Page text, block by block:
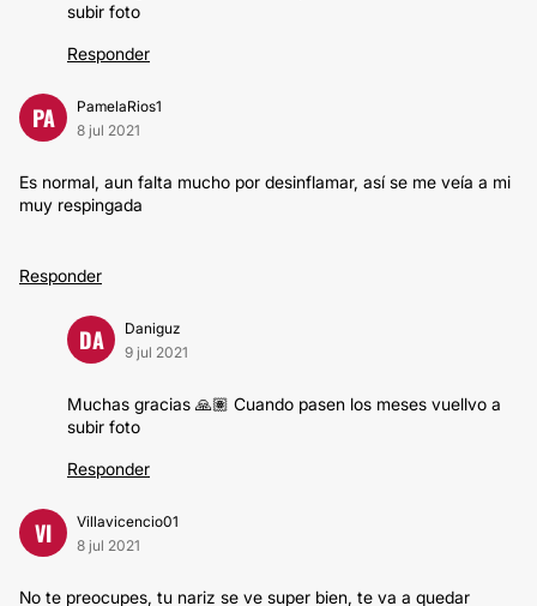
subir foto
Responder
PA
PamelaRios1
8 jul 2021
Es normal, aun falta mucho por desinflamar, así se me veía a mi
muy respingada
Responder
DA
Daniguz
9 jul 2021
Muchas gracias 🙏🏽 Cuando pasen los meses vuellvo a
subir foto
Responder
VI
Villavicencio01
8 jul 2021
No te preocupes, tu nariz se ve super bien, te va a quedar